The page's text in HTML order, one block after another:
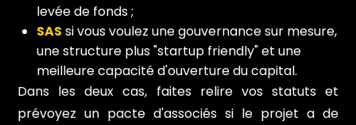
levée de fonds ;
SAS si vous voulez une gouvernance sur mesure,
une structure plus "startup friendly" et une
meilleure capacité d'ouverture du capital.
Dans les deux cas, faites relire vos statuts et
prévoyez un pacte d'associés si le projet a de